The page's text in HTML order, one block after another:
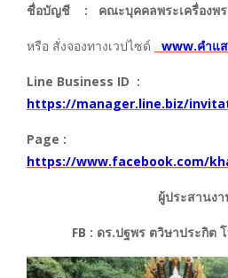
ชื่อบัญชี : คณะบุคคลพระเครื่องพร
หรือ สั่งจองทางเวปไซด์ www.คำแ
Line Business ID :
https://manager.line.biz/
Page :
https://www.facebook.com/
ผู้ประสานงา
FB : ดร.ปฐพร ตวิษาประกิต